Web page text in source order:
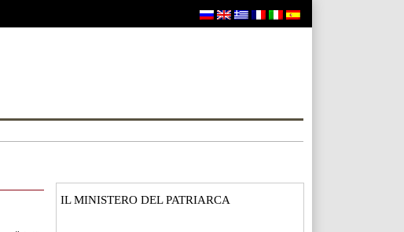
IL MINISTERO DEL PATRIARCA